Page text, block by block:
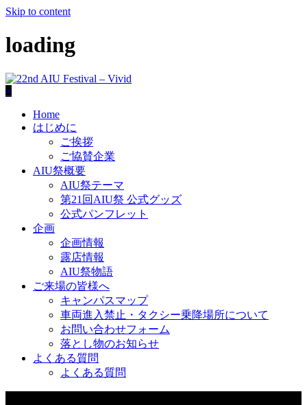
Skip to content
loading
×
Home
はじめに
ご挨拶
ご協賛企業
AIU祭概要
AIU祭テーマ
第21回AIU祭 公式グッズ
公式パンフレット
企画
企画情報
露店情報
AIU祭物語
ご来場の皆様へ
キャンパスマップ
車両進入禁止・タクシー乗降場所について
お問い合わせフォーム
落とし物のお知らせ
よくある質問
よくある質問